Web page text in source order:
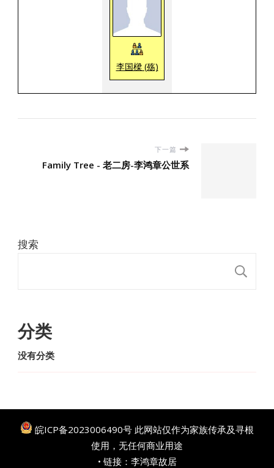
李国樑 (殇)
下一篇
Family Tree - 老二房-李鸿章公世系
搜索
分类
没有分类
皖ICP备2023006490号 此网站仅作为家族传承及寻根
使用，无任何商业用途
• 链接： 李鸿章故居